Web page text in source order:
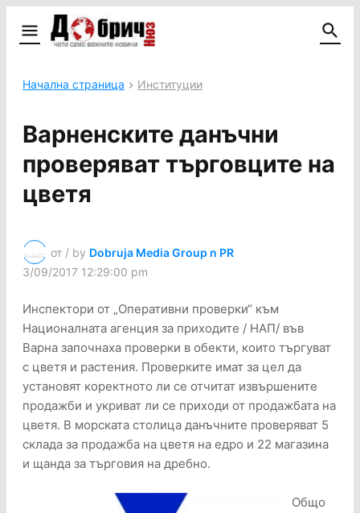
Начална страница Институции
Варненските данъчни
проверяват търговците на
цветя
от / by Dobruja Media Group n PR
3/09/2017 12:29:00 pm
Инспектори от „Оперативни проверки“ към
Националната агенция за приходите / НАП/ във
Варна започнаха проверки в обекти, които търгуват
с цветя и растения. Проверките имат за цел да
установят коректното ли се отчитат извършените
продажби и укриват ли се приходи от продажбата на
цветя. В морската столица данъчните проверяват 5
склада за продажба на цветя на едро и 22 магазина
и щанда за търговия на дребно.
Общо